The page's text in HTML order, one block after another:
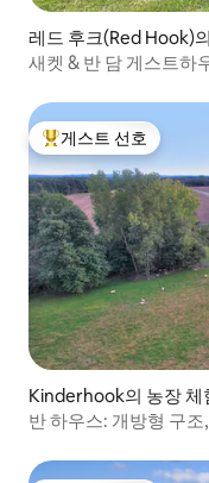
레드 후크(Red Hook)
새켓 & 반 담 게스트하
상위 게스트 선호
게스트 선호
Kinderhook의 농장 체
반 하우스: 개방형 구